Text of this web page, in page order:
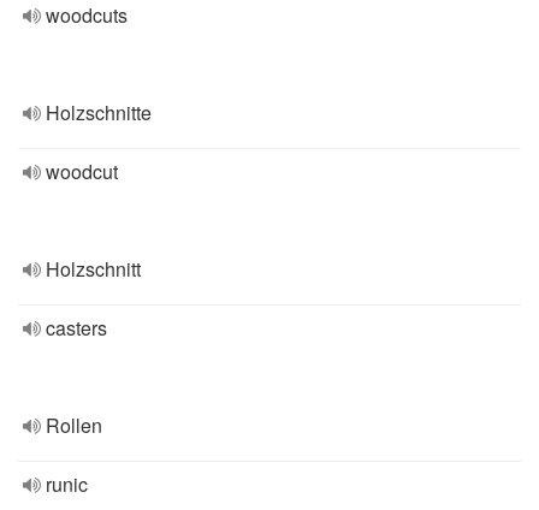
woodcuts
Holzschnitte
woodcut
Holzschnitt
casters
Rollen
runic